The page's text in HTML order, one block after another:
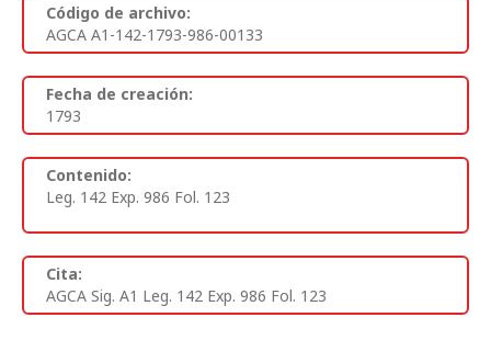
Código de archivo:
AGCA A1-142-1793-986-00133
Fecha de creación:
1793
Contenido:
Leg. 142 Exp. 986 Fol. 123
Cita:
AGCA Sig. A1 Leg. 142 Exp. 986 Fol. 123